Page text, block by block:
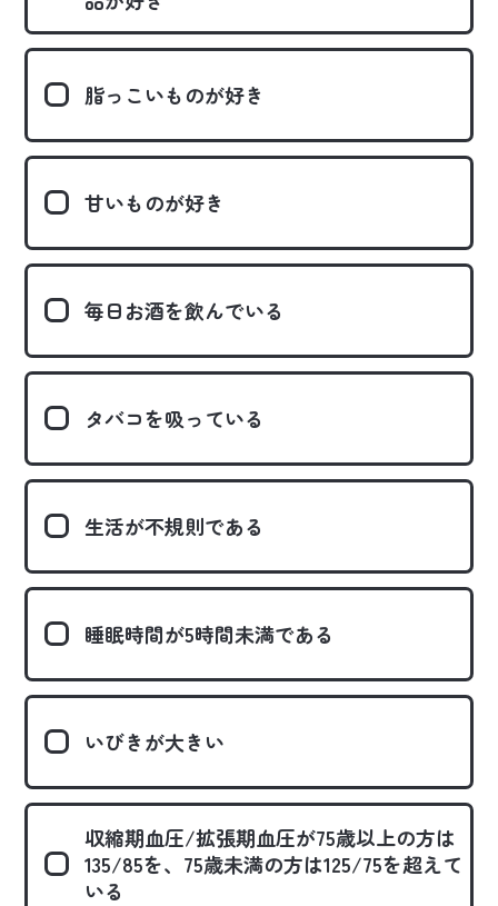
脂っこいものが好き
甘いものが好き
毎日お酒を飲んでいる
タバコを吸っている
生活が不規則である
睡眠時間が5時間未満である
いびきが大きい
収縮期血圧/拡張期血圧が75歳以上の方は
135/85を、75歳未満の方は125/75を超えて
いる